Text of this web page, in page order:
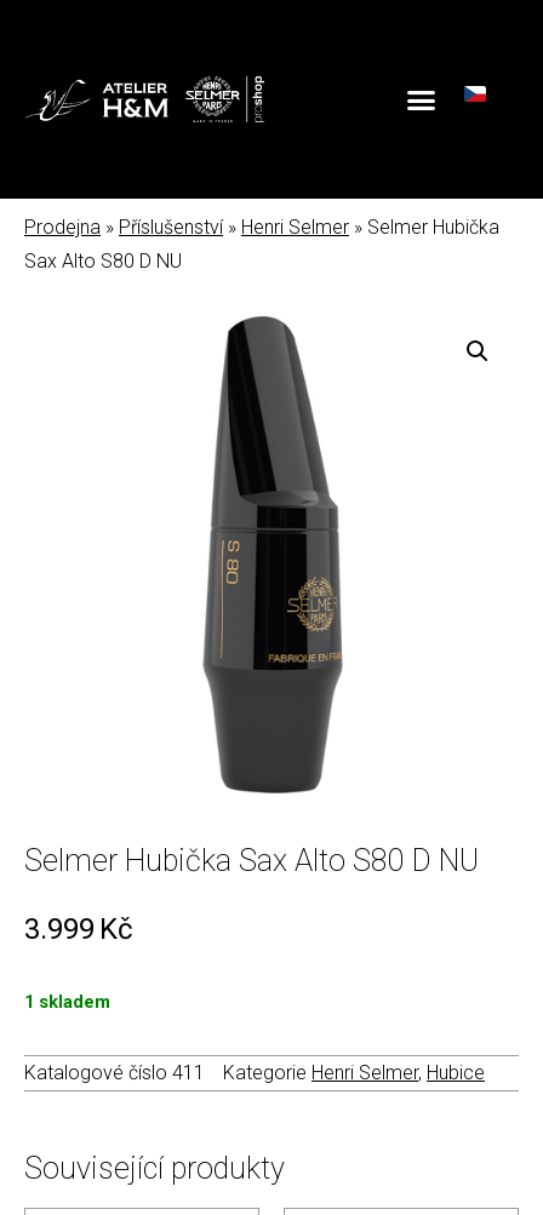
Prodejna » Příslušenství» Henri Selmer » Selmer Hubička
Sax Alto S80 D NU
Selmer Hubička Sax Alto S80 D NU
3.999 Kč
1 skladem
Katalogové číslo 411 Kategorie Henri Selmer, Hubice
Související produkty